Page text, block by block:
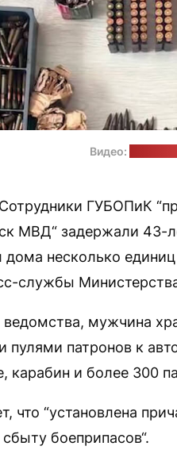
Видео:
Сотрудники ГУБОПиК
МВД“ задержали 43-
дома несколько
службы
мужчина
патронов к
карабин и более 300
что “установлена
боеприпасов“.